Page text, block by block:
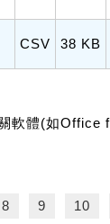
CSV 38 KB
軟體(如
8 9 10